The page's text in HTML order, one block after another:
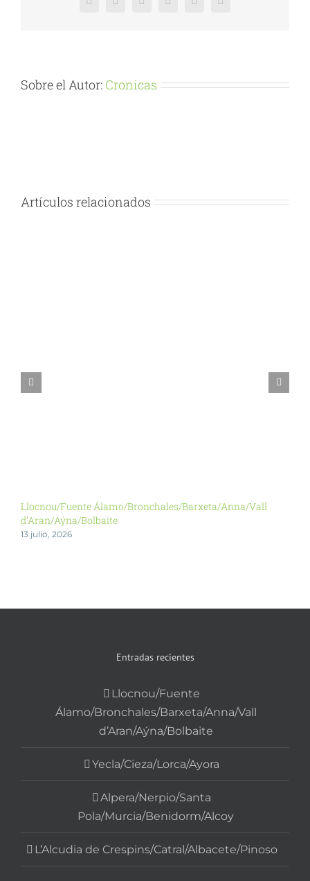
Facebook
X RedditLinkedInPinterestVk
Sobre el Autor: Cronicas
Artículos relacionados
Llocnou/Fuente Álamo/Bronchales/Barxeta/Anna/Vall
d’Aran/Aýna/Bolbaite
13 julio, 2026
Entradas recientes
Llocnou/Fuente
Álamo/Bronchales/Barxeta/Anna/Vall
d’Aran/Aýna/Bolbaite
Yecla/Cieza/Lorca/Ayora
Alpera/Nerpio/Santa
Pola/Murcia/Benidorm/Alcoy
L’Alcudia de Crespins/Catral/Albacete/Pinoso